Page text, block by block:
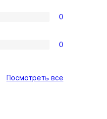
0
0
Посмотреть все